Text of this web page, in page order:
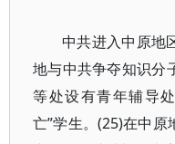
中共进入中原地
地与中共争夺知识分
等处设有青年辅导
亡”学生。(25)在中